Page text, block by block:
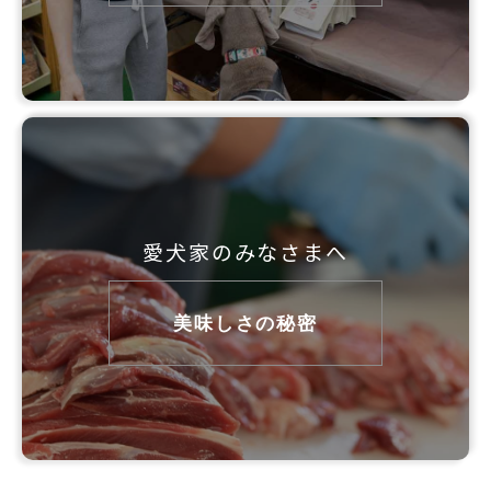
愛犬家のみなさまへ
美味しさの秘密